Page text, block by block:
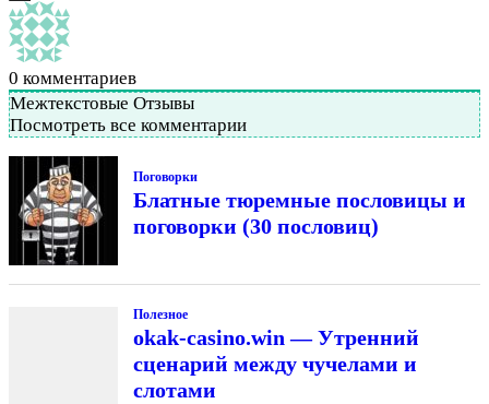
0 комментариев
Межтекстовые Отзывы
Посмотреть все комментарии
Поговорки
Блатные тюремные пословицы и
поговорки (30 пословиц)
Полезное
okak-casino.win — Утренний
сценарий между чучелами и
слотами